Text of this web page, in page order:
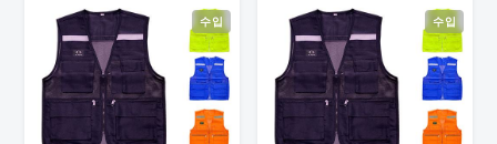
수입 수입